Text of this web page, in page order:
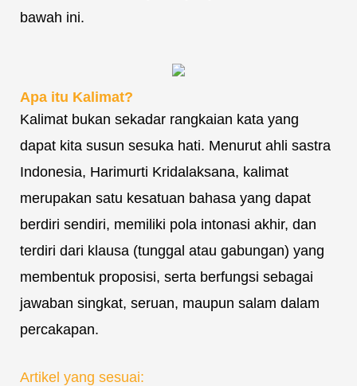
bawah ini.
Apa itu Kalimat?
Kalimat bukan sekadar rangkaian kata yang
dapat kita susun sesuka hati. Menurut ahli sastra
Indonesia, Harimurti Kridalaksana, kalimat
merupakan satu kesatuan bahasa yang dapat
berdiri sendiri, memiliki pola intonasi akhir, dan
terdiri dari klausa (tunggal atau gabungan) yang
membentuk proposisi, serta berfungsi sebagai
jawaban singkat, seruan, maupun salam dalam
percakapan.
Artikel yang sesuai: